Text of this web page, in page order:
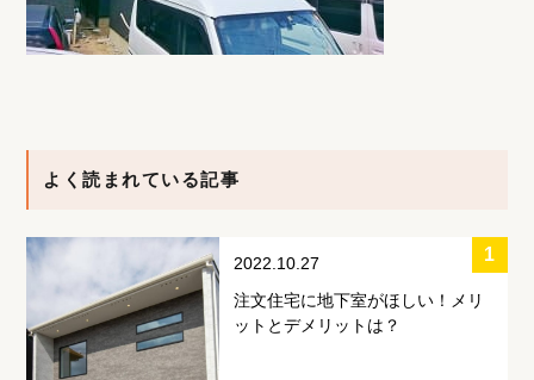
よく読まれている記事
2022.10.27
注文住宅に地下室がほしい！メリ
ットとデメリットは？